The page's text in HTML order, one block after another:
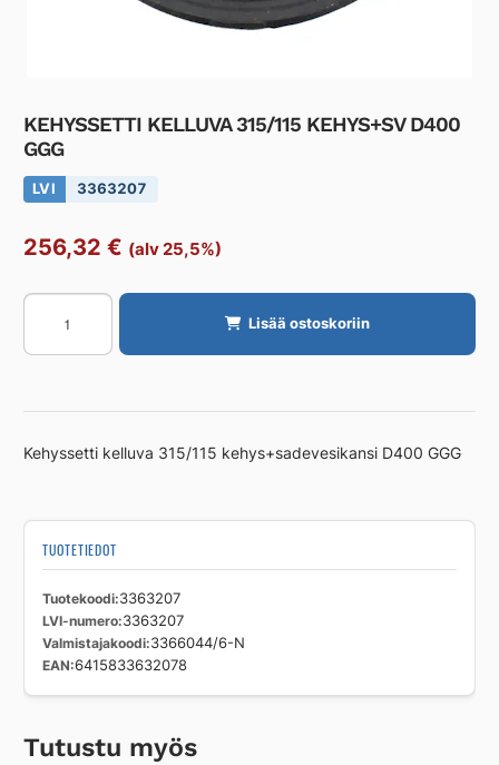
KEHYSSETTI KELLUVA 315/115 KEHYS+SV D400
GGG
LVI 3363207
256,32 € (alv 25,5%)
KEHYSSETTI
KELLUVA
315/115
D400
määrä
Lisää ostoskoriin
Kehyssetti kelluva 315/115 kehys+sadevesikansi D400 GGG
TUOTETIEDOT
Tuotekoodi 3363207
LVI-numero 3363207
Valmistajakoodi 3366044/6-N
EAN 6415833632078
Tutustu myös